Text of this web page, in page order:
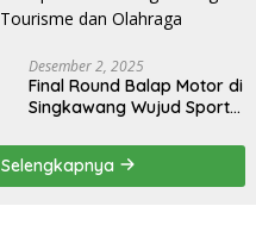
Desember 2, 2025
Final Round Balap Motor di
Singkawang Wujud Sports
Prestasi
Selengkapnya